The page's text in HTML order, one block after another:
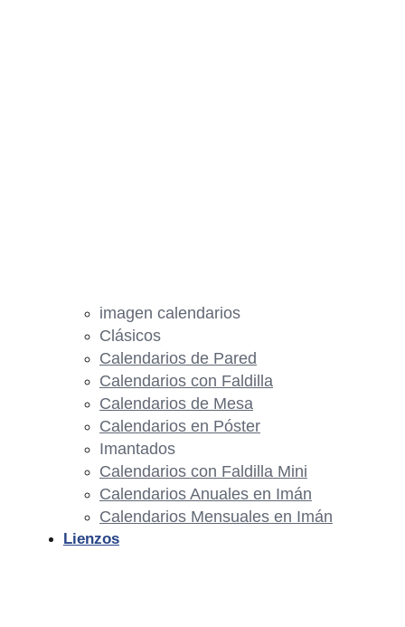
imagen calendarios
Clásicos
Calendarios de Pared
Calendarios con Faldilla
Calendarios de Mesa
Calendarios en Póster
Imantados
Calendarios con Faldilla Mini
Calendarios Anuales en Imán
Calendarios Mensuales en Imán
Lienzos